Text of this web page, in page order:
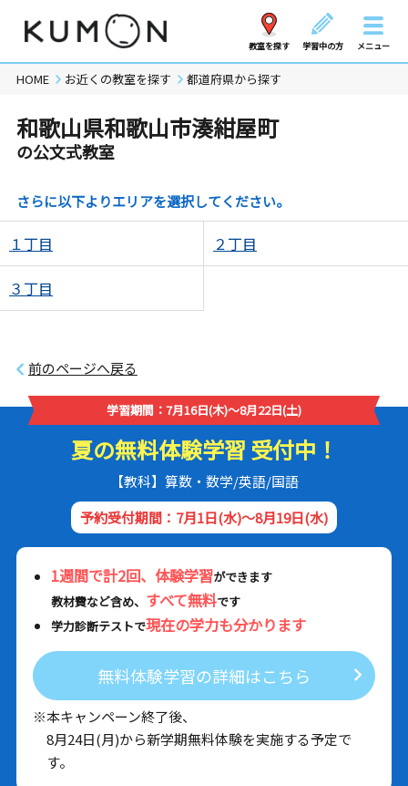
教室を探す 学習中の方 メニュー
HOME お近くの教室を探す 都道府県から探す
和歌山県和歌山市湊紺屋町
の公文式教室
さらに以下よりエリアを選択してください。
１丁目 ２丁目
３丁目
前のページへ戻る
学習期間：7月16日(木)～8月22日(土)
夏の無料体験学習 受付中！
【教科】算数・数学/英語/国語
予約受付期間：7月1日(水)～8月19日(水)
1週間で計2回、体験学習ができます
教材費など含め、 すべて無料です
学力診断テストで現在の学力も分かります
無料体験学習の詳細はこちら
※本キャンペーン終了後、
8月24日(月)から新学期無料体験を実施する予定で
す。